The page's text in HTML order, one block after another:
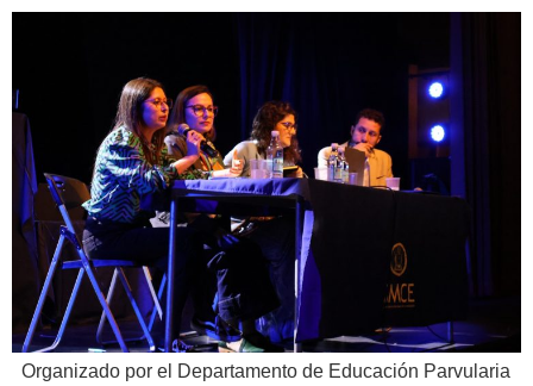
Organizado por el Departamento de Educación Parvularia